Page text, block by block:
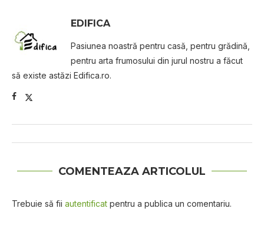
EDIFICA
Pasiunea noastră pentru casă, pentru grădină,
pentru arta frumosului din jurul nostru a făcut
să existe astăzi Edifica.ro.
COMENTEAZA ARTICOLUL
Trebuie să fii autentificat pentru a publica un comentariu.